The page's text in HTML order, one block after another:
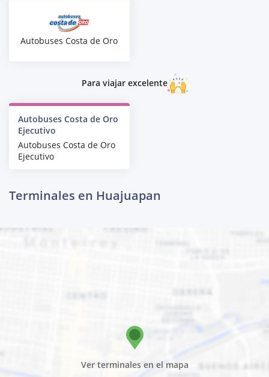
Autobuses Costa de Oro
Para viajar excelente
Autobuses Costa de Oro
Ejecutivo
Autobuses Costa de Oro
Ejecutivo
Terminales en Huajuapan
Ver terminales en el mapa